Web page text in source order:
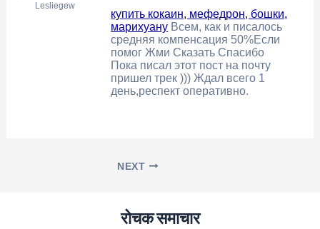
Lesliegew
купить кокаин, мефедрон, бошки,
марихуану Всем, как и писалось
средняя компенсация 50%Если
помог Жми Сказать Спасибо
Пока писал этот пост на почту
пришел трек ))) Ждал всего 1
день,респект оперативно.
NEXT
रोचक समाचार